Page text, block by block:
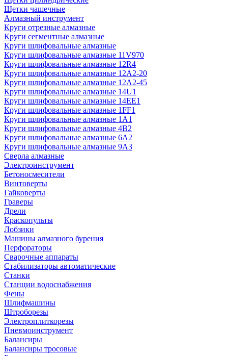
Щетки чашечные
Алмазный инструмент
Круги отрезные алмазные
Круги сегментные алмазные
Круги шлифовальные алмазные
Круги шлифовальные алмазные 11V970
Круги шлифовальные алмазные 12R4
Круги шлифовальные алмазные 12А2-20
Круги шлифовальные алмазные 12А2-45
Круги шлифовальные алмазные 14U1
Круги шлифовальные алмазные 14ЕЕ1
Круги шлифовальные алмазные 1FF1
Круги шлифовальные алмазные 1А1
Круги шлифовальные алмазные 4В2
Круги шлифовальные алмазные 6A2
Круги шлифовальные алмазные 9А3
Сверла алмазные
Электроинструмент
Бетоносмесители
Винтоверты
Гайковерты
Граверы
Дрели
Краскопульты
Лобзики
Машины алмазного бурения
Перфораторы
Сварочные аппараты
Стабилизаторы автоматические
Станки
Станции водоснабжения
Фены
Шлифмашины
Штроборезы
Электроплиткорезы
Пневмоинструмент
Балансиры
Балансиры тросовые